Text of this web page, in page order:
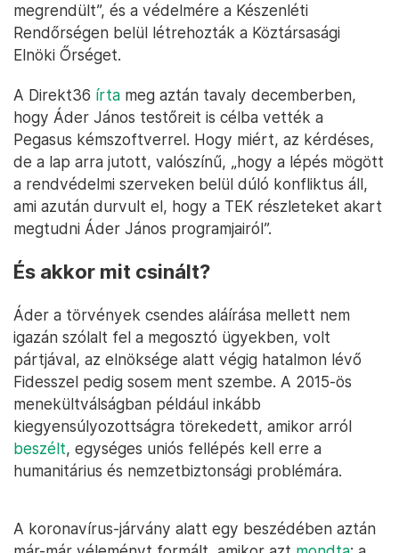
megrendült”, és a védelmére a Készenléti
Rendőrségen belül létrehozták a Köztársasági
Elnöki Őrséget.
A Direkt36 írta meg aztán tavaly decemberben,
hogy Áder János testőreit is célba vették a
Pegasus kémszoftverrel. Hogy miért, az kérdéses,
de a lap arra jutott, valószínű, „hogy a lépés mögött
a rendvédelmi szerveken belül dúló konfliktus áll,
ami azután durvult el, hogy a TEK részleteket akart
megtudni Áder János programjairól”.
És akkor mit csinált?
Áder a törvények csendes aláírása mellett nem
igazán szólalt fel a megosztó ügyekben, volt
pártjával, az elnöksége alatt végig hatalmon lévő
Fidesszel pedig sosem ment szembe. A 2015-ös
menekültválságban például inkább
kiegyensúlyozottságra törekedett, amikor arról
beszélt, egységes uniós fellépés kell erre a
humanitárius és nemzetbiztonsági problémára.
A koronavírus-járvány alatt egy beszédében aztán